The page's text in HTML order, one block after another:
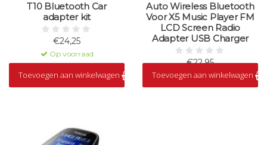
T10 Bluetooth Car
adapter kit
€24,25
Op voorraad
Toevoegen aan winkelwagen
Auto Wireless Bluetooth
Voor X5 Music Player FM
LCD Screen Radio
Adapter USB Charger
€22,95
Op voorraad
Toevoegen aan winkelwagen